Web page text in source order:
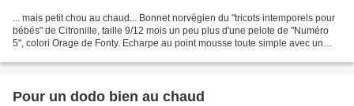
... mais petit chou au chaud... Bonnet norvégien du "tricots intemporels pour
bébés" de Citronille, taille 9/12 mois un peu plus d'une pelote de "Numéro
5", colori Orage de Fonty. Echarpe au point mousse toute simple avec un
Pour un dodo bien au chaud